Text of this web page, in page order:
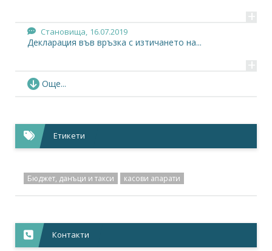
+
Становища, 16.07.2019
Декларация във връзка с изтичането на...
+
Новини,
Махат книгите към касовите апарати Търговците...
Становища,
Становище относно проекта за промени на...
Новини, 16.04.2019
Присъединете се към съдебния иск срещу Наредба...
Становища, 01.04.2019
Писмо до Министър-председателя във връзка с...
Още...
Етикети
Бюджет, данъци и такси касови апарати
Контакти